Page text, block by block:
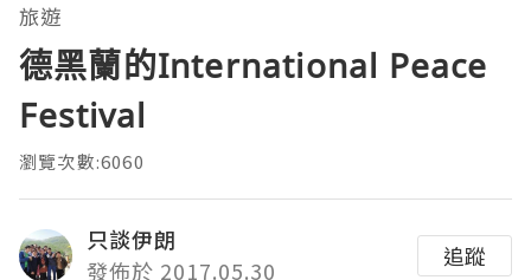
旅遊
德黑蘭的International Peace
Festival
瀏覽次數:6060
只談伊朗
發佈於 2017.05.30
追蹤